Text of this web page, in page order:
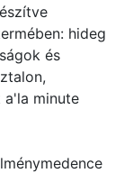
hideg
és
minute